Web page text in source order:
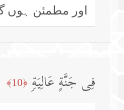
اور مطمئن ہوں
فِی جَنَّةٍ عَالِیَةࣲ ﴿10﴾